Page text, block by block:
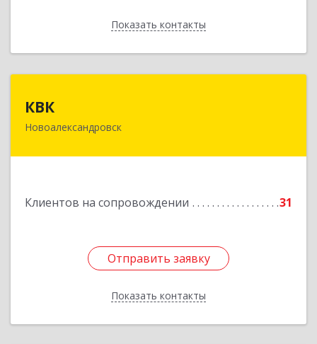
Показать контакты
Назад
КВК
Новоалександровск
Клиентов на сопровождении 31
Отправить заявку
Показать контакты
Подробнее
Отправить заявку
Назад